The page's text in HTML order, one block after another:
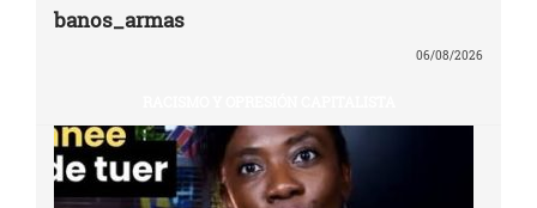
banos_armas
06/08/2026